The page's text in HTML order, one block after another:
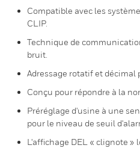
Compatible avec les
CLIP.
Technique de
bruit.
Adressage rotatif et décimal
Conçu pour répondre à la
Préréglage d'usine à une
pour le niveau de seuil
L'affichage DEL « clignote